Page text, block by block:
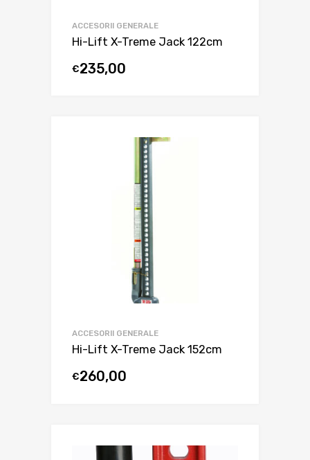
ACCESORII GENERALE
Hi-Lift X-Treme Jack 122cm
€235,00
ACCESORII GENERALE
Hi-Lift X-Treme Jack 152cm
€260,00